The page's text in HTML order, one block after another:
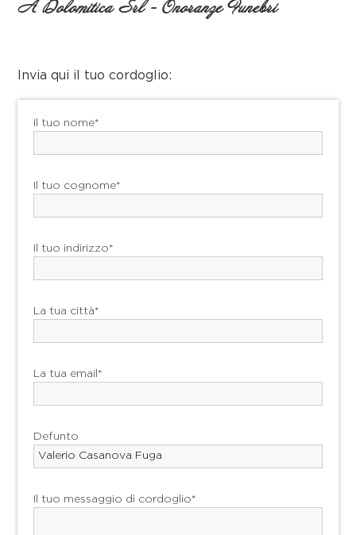
A Dolomitica Srl - Onoranze Funebri
Invia qui il tuo cordoglio:
Il tuo nome*
Il tuo cognome*
Il tuo indirizzo*
La tua città*
La tua email*
Defunto
Il tuo messaggio di cordoglio*